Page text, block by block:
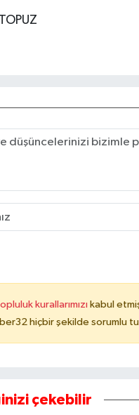
kurallarımızı kabul
hiçbir şekilde sorumlu
çekebilir